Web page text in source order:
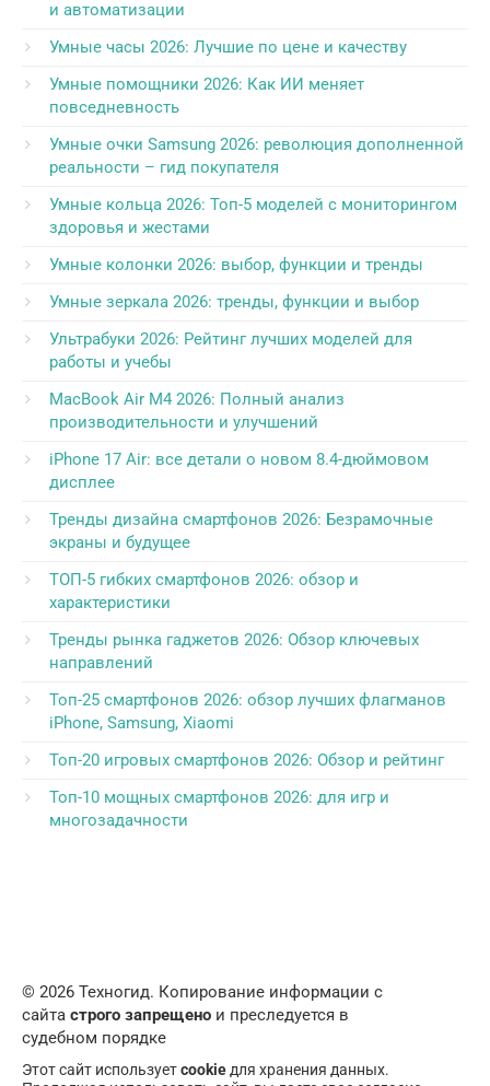
и автоматизации
Умные часы 2026: Лучшие по цене и качеству
Умные помощники 2026: Как ИИ меняет
повседневность
Умные очки Samsung 2026: революция дополненной
реальности – гид покупателя
Умные кольца 2026: Топ-5 моделей с мониторингом
здоровья и жестами
Умные колонки 2026: выбор, функции и тренды
Умные зеркала 2026: тренды, функции и выбор
Ультрабуки 2026: Рейтинг лучших моделей для
работы и учебы
MacBook Air M4 2026: Полный анализ
производительности и улучшений
iPhone 17 Air: все детали о новом 8.4-дюймовом
дисплее
Тренды дизайна смартфонов 2026: Безрамочные
экраны и будущее
ТОП-5 гибких смартфонов 2026: обзор и
характеристики
Тренды рынка гаджетов 2026: Обзор ключевых
направлений
Топ-25 смартфонов 2026: обзор лучших флагманов
iPhone, Samsung, Xiaomi
Топ-20 игровых смартфонов 2026: Обзор и рейтинг
Топ-10 мощных смартфонов 2026: для игр и
многозадачности
© 2026 Техногид. Копирование информации с
сайта строго запрещено и преследуется в
судебном порядке
Этот сайт используетcookieдля хранения данных.